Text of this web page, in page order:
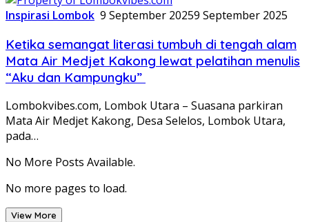
Inspirasi Lombok 9 September 20259 September 2025
Ketika semangat literasi tumbuh di tengah alam
Mata Air Medjet Kakong lewat pelatihan menulis
“Aku dan Kampungku”
Lombokvibes.com, Lombok Utara – Suasana parkiran
Mata Air Medjet Kakong, Desa Selelos, Lombok Utara,
pada…
No More Posts Available.
No more pages to load.
View More